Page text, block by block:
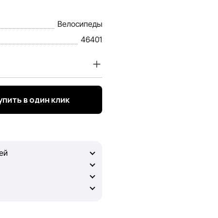
Велосипеды
46401
наших покупателей.
товарах и услугах,
и актуальной.
не может гарантировать
ввиду возможных
за содержание и
на которые могут
в один клик